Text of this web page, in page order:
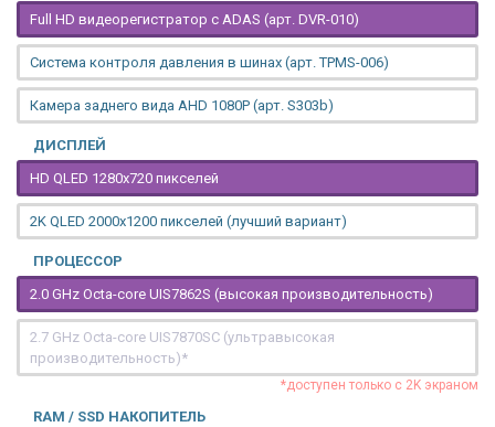
Full HD видеорегистратор с ADAS (арт. DVR-010)
Система контроля давления в шинах (арт. TPMS-006)
Камера заднего вида AHD 1080P (арт. S303b)
ДИСПЛЕЙ
HD QLED 1280x720 пикселей
2K QLED 2000х1200 пикселей (лучший вариант)
ПРОЦЕССОР
2.0 GHz Octa-core UIS7862S (высокая производительность)
2.7 GHz Octa-core UIS7870SC (ультравысокая
производительность)*
*доступен только с 2K экраном
RAM / SSD НАКОПИТЕЛЬ